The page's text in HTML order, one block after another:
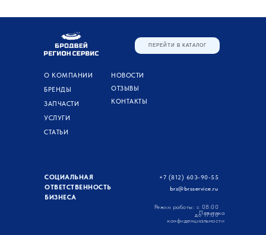
ПЕРЕЙТИ В КАТАЛОГ
+7 (812) 603-90-55
brs@brsservice.ru
НОВОСТИ
О КОМПАНИИ
КОНТАКТЫ
ОТЗЫВЫ
СТАТЬИ
УСЛУГИ
БРЕНДЫ
ЗАПЧАСТИ
Режим работы: с 08:00
до 17:00
Политика
конфиденциальности
СОЦИАЛЬНАЯ
ОТВЕТСТВЕННОСТЬ
БИЗНЕСА